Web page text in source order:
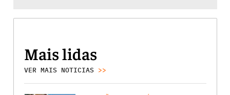
Mais lidas
VER MAIS NOTICIAS >>